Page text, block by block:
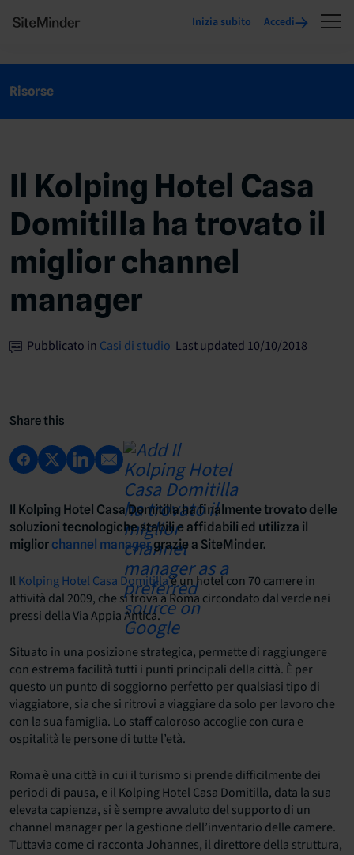
Inizia subito Accedi
Risorse
Il Kolping Hotel Casa
Domitilla ha trovato il
miglior channel
manager
Pubblicato in Casi di studio Last updated 10/10/2018
Share this
Il Kolping Hotel Casa Domitilla ha finalmente trovato delle
soluzioni tecnologiche stabili e affidabili ed utilizza il
miglior channel manager grazie a SiteMinder.
Il Kolping Hotel Casa Domitillaè un hotel con 70 camere in
attività dal 2009, che si trova a Roma circondato dal verde nei
pressi della Via Appia Antica.
Situato in una posizione strategica, permette di raggiungere
con estrema facilità tutti i punti principali della città. È per
questo un punto di soggiorno perfetto per qualsiasi tipo di
viaggiatore, sia che si ritrovi a viaggiare da solo per lavoro che
con la sua famiglia. Lo staff caloroso accoglie con cura e
ospitalità le persone di tutte l’età.
Roma è una città in cui il turismo si prende difficilmente dei
periodi di pausa, e il Kolping Hotel Casa Domitilla, data la sua
elevata capienza, si è sempre avvaluto del supporto di un
channel manager per la gestione dell’inventario delle camere.
Tuttavia come ci racconta Johannes, il direttore della struttura,